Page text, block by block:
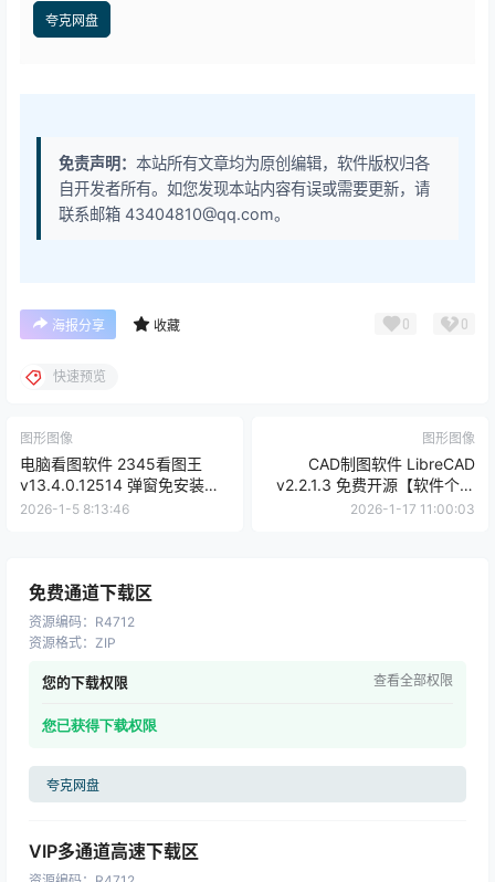
夸克网盘
免责声明： 本站所有文章均为原创编辑，软件版权归各
自开发者所有。如您发现本站内容有误或需要更新，请
联系邮箱 43404810@qq.com。
海报分享 收藏
快速预览
图形图像
电脑看图软件 2345看图王
v13.4.0.12514 弹窗免安装
【软件个锤子·R2093】
图形图像
CAD制图软件 LibreCAD
v2.2.1.3 免费开源【软件个锤
子·R4717】
免费通道下载区
资源编码
资源格式
您的下载权限 查看全部权限
您已获得下载权限
夸克网盘
VIP多通道高速下载区